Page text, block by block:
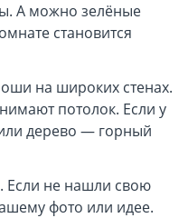
А можно зелёные
становится
на широких стенах.
потолок. Если у
дерево — горный
Если не нашли свою
фото или идее.